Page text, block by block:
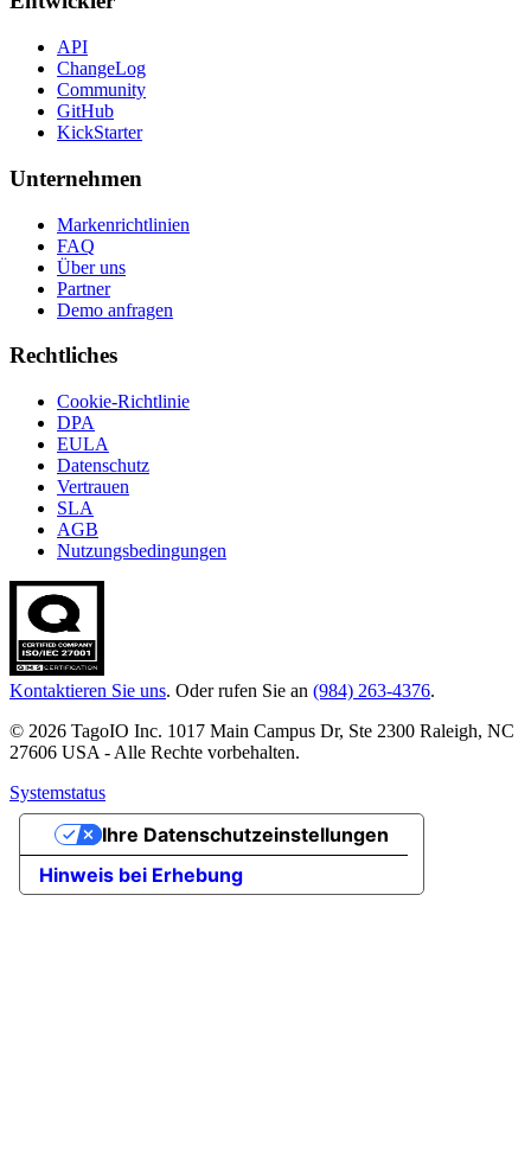
API
ChangeLog
Community
GitHub
KickStarter
Unternehmen
Markenrichtlinien
FAQ
Über uns
Partner
Demo anfragen
Rechtliches
Cookie-Richtlinie
DPA
EULA
Datenschutz
Vertrauen
SLA
AGB
Nutzungsbedingungen
Kontaktieren Sie uns. Oder rufen Sie an (984) 263-4376.
© 2026 TagoIO Inc. 1017 Main Campus Dr, Ste 2300 Raleigh, NC
27606 USA - Alle Rechte vorbehalten.
Systemstatus
Hinweis bei Erhebung
Ihre Datenschutzeinstellungen